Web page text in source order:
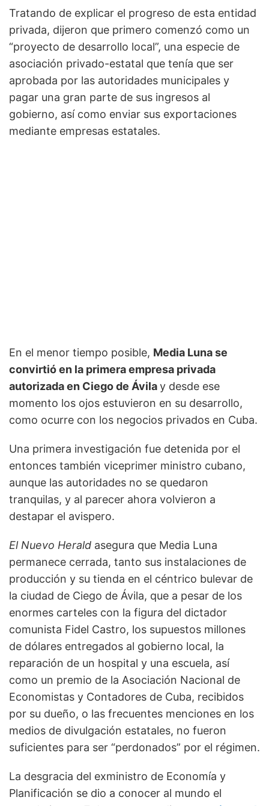
Tratando de explicar el progreso de esta entidad
privada, dijeron que primero comenzó como un
“proyecto de desarrollo local”, una especie de
asociación privado-estatal que tenía que ser
aprobada por las autoridades municipales y
pagar una gran parte de sus ingresos al
gobierno, así como enviar sus exportaciones
mediante empresas estatales.
En el menor tiempo posible, Media Luna se
convirtió en la primera empresa privada
autorizada en Ciego de Ávilay desde ese
momento los ojos estuvieron en su desarrollo,
como ocurre con los negocios privados en Cuba.
Una primera investigación fue detenida por el
entonces también viceprimer ministro cubano,
aunque las autoridades no se quedaron
tranquilas, y al parecer ahora volvieron a
destapar el avispero.
El Nuevo Herald asegura que Media Luna
permanece cerrada, tanto sus instalaciones de
producción y su tienda en el céntrico bulevar de
la ciudad de Ciego de Ávila, que a pesar de los
enormes carteles con la figura del dictador
comunista Fidel Castro, los supuestos millones
de dólares entregados al gobierno local, la
reparación de un hospital y una escuela, así
como un premio de la Asociación Nacional de
Economistas y Contadores de Cuba, recibidos
por su dueño, o las frecuentes menciones en los
medios de divulgación estatales, no fueron
suficientes para ser “perdonados” por el régimen.
La desgracia del exministro de Economía y
Planificación se dio a conocer al mundo el